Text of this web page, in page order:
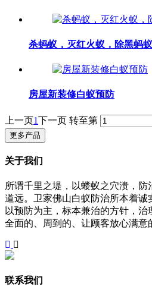
杀蚂蚁，灭红火蚁，除黑蚂蚁
房屋新装修白蚁预防
上一页1下一页 转至第
更多产品
关于我们
所谓千里之堤，以蝼蚁之穴溃，
道远。卫家佛山白蚁防治所本着诚
以预防为主，标本兼治的方针，
全面的、周到的、让顾客放心满意
联系我们